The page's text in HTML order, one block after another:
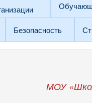
Безопасность
МОУ